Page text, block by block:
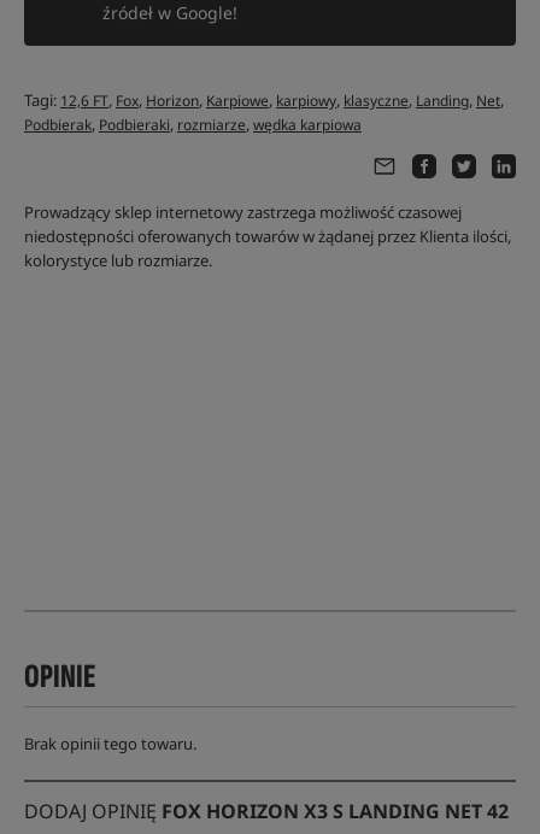
źródeł w Google!
Tagi: 12,6 FT, Fox, Horizon, Karpiowe, karpiowy, klasyczne, Landing, Net,
Podbierak, Podbieraki, rozmiarze,wędka karpiowa
Prowadzący sklep internetowy zastrzega możliwość czasowej
niedostępności oferowanych towarów w żądanej przez Klienta ilości,
kolorystyce lub rozmiarze.
OPINIE
Brak opinii tego towaru.
DODAJ OPINIĘ FOX HORIZON X3 S LANDING NET 42